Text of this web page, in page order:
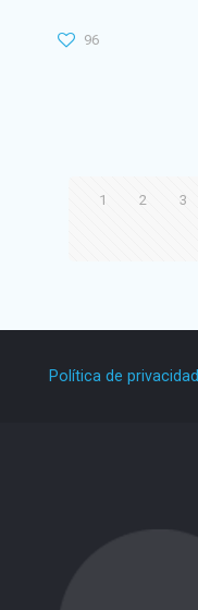
96
1 2 3
Política de privacidad